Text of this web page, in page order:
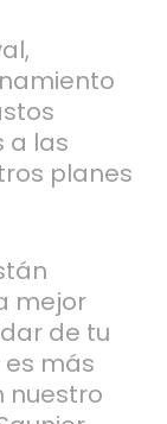
a las
planes
mejor
de tu
más
nuestro